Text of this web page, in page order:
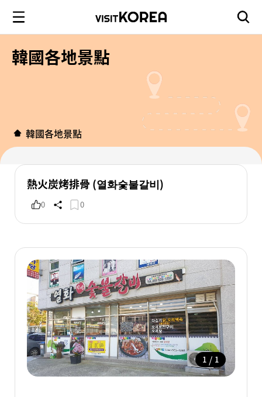
韓國各地景點
韓國各地景點
熱火炭烤排骨 (열화숯불갈비)
0 0
1 / 1